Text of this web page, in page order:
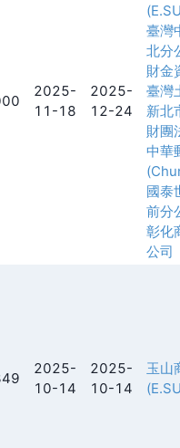
2025-
11-18
2025-
12-24
臺灣
北分
財金
臺灣
新北
財團
中華
國泰
前分
彰化
公司
2025-
10-14
2025-
10-14
玉山